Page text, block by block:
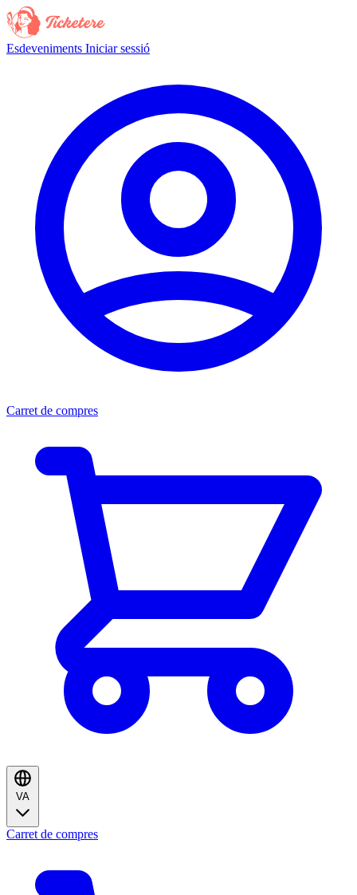
Esdeveniments Iniciar sessió
Carret de compres
VA
Carret de compres